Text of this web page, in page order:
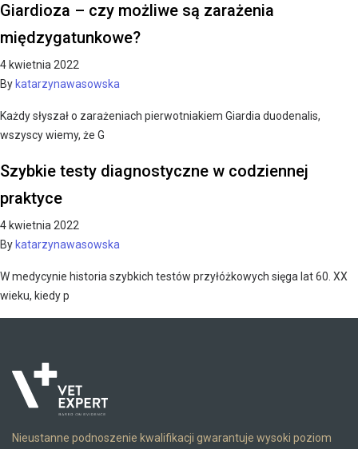
Giardioza – czy możliwe są zarażenia
międzygatunkowe?
4 kwietnia 2022
By katarzynawasowska
Każdy słyszał o zarażeniach pierwotniakiem Giardia duodenalis,
wszyscy wiemy, że G
Szybkie testy diagnostyczne w codziennej
praktyce
4 kwietnia 2022
By katarzynawasowska
W medycynie historia szybkich testów przyłóżkowych sięga lat 60. XX
wieku, kiedy p
Nieustanne podnoszenie kwalifikacji gwarantuje wysoki poziom